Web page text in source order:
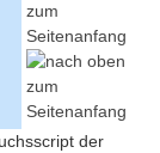
zum
Seitenanfang
der